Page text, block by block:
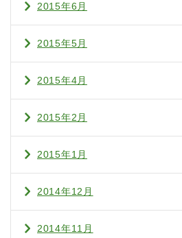
2015年6月
2015年5月
2015年4月
2015年2月
2015年1月
2014年12月
2014年11月